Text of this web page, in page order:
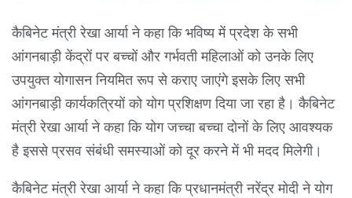
कैबिनेट मंत्री रेखा आर्या ने कहा कि भविष्य में प्रदेश के सभी
आंगनबाड़ी केंद्रों पर बच्चों और गर्भवती महिलाओं को उनके लिए
उपयुक्त योगासन नियमित रूप से कराए जाएंगे इसके लिए सभी
आंगनबाड़ी कार्यकत्रियों को योग प्रशिक्षण दिया जा रहा है। कैबिनेट
मंत्री रेखा आर्या ने कहा कि योग जच्चा बच्चा दोनों के लिए आवश्यक
है इससे प्रसव संबंधी समस्याओं को दूर करने में भी मदद मिलेगी।
कैबिनेट मंत्री रेखा आर्या ने कहा कि प्रधानमंत्री नरेंद्र मोदी ने योग